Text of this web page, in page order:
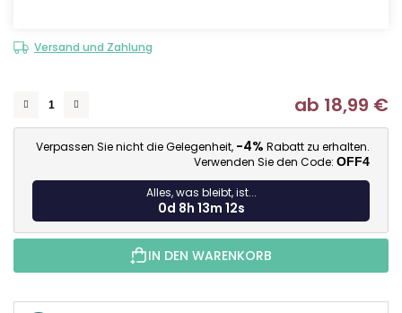
Versand und Zahlung
ab 18,99 €
Verpassen Sie nicht die Gelegenheit, -4% Rabatt zu erhalten.
Verwenden Sie den Code: OFF4
Alles, was bleibt, ist...
0d 8h 13m 11s
IN DEN WARENKORB